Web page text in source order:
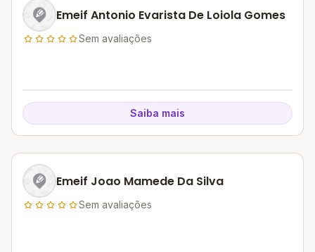
Emeif Antonio Evarista De Loiola Gomes
Sem avaliações
Saiba mais
Emeif Joao Mamede Da Silva
Sem avaliações